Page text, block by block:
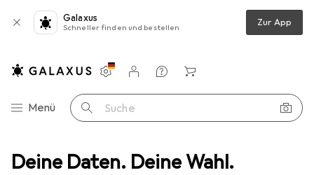
Deine Daten. Deine Wahl.
Galaxus
Schneller finden und bestellen Zur App
Navigation nach Kategorien
Menü Suche
Einstellungen
Kundenkonto
Vergleichslisten
Merklisten
Warenkorb
Robotik + Elektrotechnik Elektronikwerkzeug